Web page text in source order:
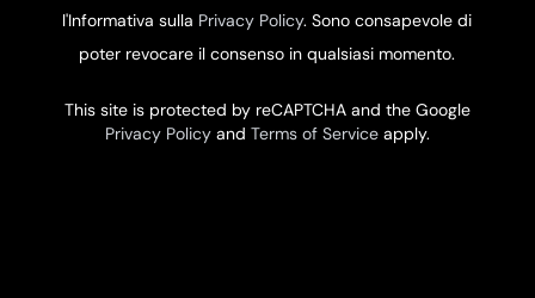
l'Informativa sulla Privacy Policy. Sono consapevole di
poter revocare il consenso in qualsiasi momento.
This site is protected by reCAPTCHA and the Google
Privacy Policyand Terms of Serviceapply.